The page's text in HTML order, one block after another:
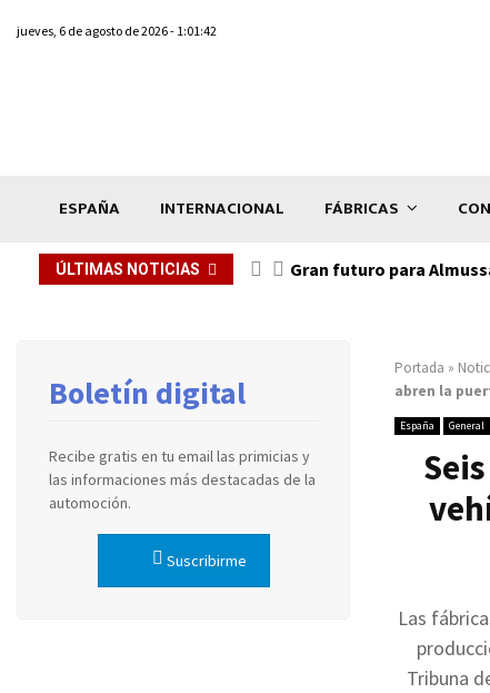
jueves, 6 de agosto de 2026 - 1:01:42
ESPAÑA INTERNACIONAL FÁBRICAS
ÚLTIMAS NOTICIAS Gran futuro para
Portada »
abren la
España General
Las
Tribuna
Boletín digital
Recibe gratis en tu email las primicias y
las informaciones más destacadas de la
automoción.
Suscribirme